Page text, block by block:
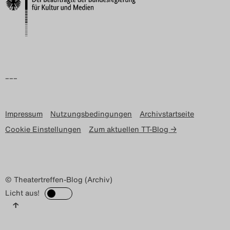
–––
Impressum Nutzungsbedingungen
Archivstartseite
Cookie Einstellungen
Zum aktuellen TT-Blog →
© Theatertreffen-Blog (Archiv)
Licht aus!
↑